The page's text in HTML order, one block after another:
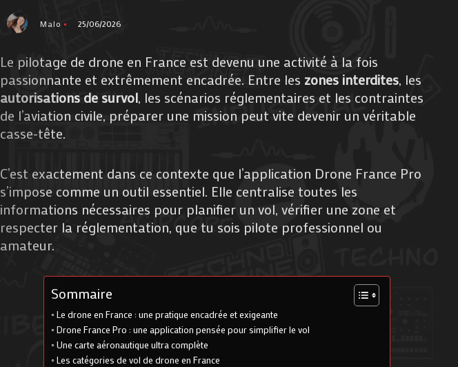
Malo 25/06/2026
Le pilotage de drone en France est devenu une activité à la fois
passionnante et extrêmement encadrée. Entre les zones interdites, les
autorisations de survol, les scénarios réglementaires et les contraintes
de l’aviation civile, préparer une mission peut vite devenir un véritable
casse-tête.
C’est exactement dans ce contexte que l’application Drone France Pro
s’impose comme un outil essentiel. Elle centralise toutes les
informations nécessaires pour planifier un vol, vérifier une zone et
respecter la réglementation, que tu sois pilote professionnel ou
amateur.
Sommaire
Le drone en France : une pratique encadrée et exigeante
Drone France Pro : une application pensée pour simplifier le vol
Une carte aéronautique ultra complète
Les catégories de vol de drone en France